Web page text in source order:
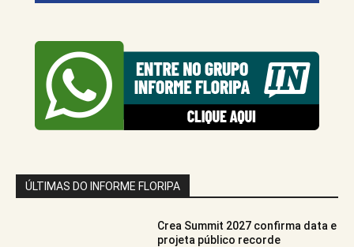
ÚLTIMAS DO INFORME FLORIPA
Crea Summit 2027 confirma data e
projeta público recorde